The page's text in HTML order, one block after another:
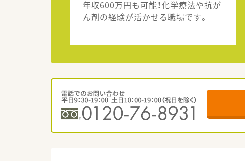
年収600万円も可能！化学療法や抗が
ん剤の経験が活かせる職場です。